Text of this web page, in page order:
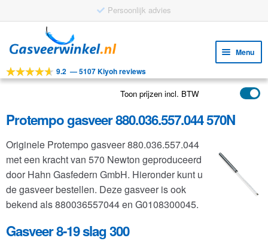
Persoonlijk advies
door
navigatie
naar
inhoud
Menu
Tools
Toepassingen
Klantenservice
FAQ
9.2 —5107 Kiyoh reviews
Toon prijzen incl. BTW
Protempo gasveer 880.036.557.044 570N
Originele Protempo gasveer 880.036.557.044
met een kracht van 570 Newton geproduceerd
door Hahn Gasfedern GmbH. Hieronder kunt u
de gasveer bestellen. Deze gasveer is ook
bekend als 880036557044 en G0108300045.
Gasveer 8-19 slag 300